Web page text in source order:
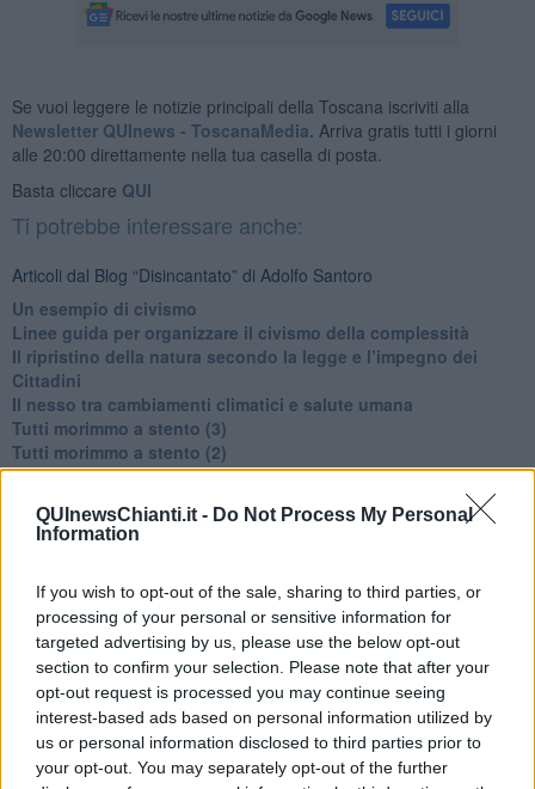
QUInewsChianti.it - Do Not Process My Personal
Information
If you wish to opt-out of the sale, sharing to third parties, or
processing of your personal or sensitive information for
targeted advertising by us, please use the below opt-out
section to confirm your selection. Please note that after your
opt-out request is processed you may continue seeing
interest-based ads based on personal information utilized by
us or personal information disclosed to third parties prior to
your opt-out. You may separately opt-out of the further
Se vuoi leggere le notizie principali della Toscana iscriviti alla
Newsletter QUInews - ToscanaMedia. Arriva gratis tutti i giorni
alle 20:00 direttamente nella tua casella di posta.
Basta cliccare QUI
Ti potrebbe interessare anche:
Articoli dal Blog “Disincantato” di Adolfo Santoro
​Un esempio di civismo
​Linee guida per organizzare il civismo della complessità
​Il ripristino della natura secondo la legge e l’impegno dei
Cittadini
Il nesso tra cambiamenti climatici e salute umana
Tutti morimmo a stento (3)
Tutti morimmo a stento (2)
​Tutti morimmo a stento (1)
Un manuale essenziale per seguire il CORRIDOIO BLU
Il corridoio blu
​I costi dell’adeguamento al cold ironing
Alcune domande da esordiente agli esperti che decidono le
sorti dell’Elba
Verso il full electric a gestione pubblica dei traghetti​
​La Scienza dei Cittadini e i Cittadini per l’Aria
Trump e le sue guerre contro i deboli e contro la terra
​Le furbate elettorali della Meloni e la testardaggine
dell’opposizione